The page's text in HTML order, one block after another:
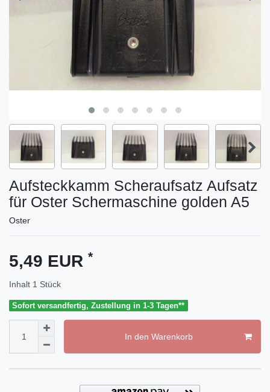
Aufsteckkamm Scheraufsatz Aufsatz
für Oster Schermaschine golden A5
Oster
5,49 EUR *
Inhalt 1 Stück
Sofort versandfertig, Zustellung in 1-3 Tagen**
In den Warenkorb